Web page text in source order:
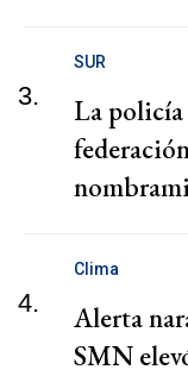
3.
SUR
La policía
4.
Clima
Alerta
SMN